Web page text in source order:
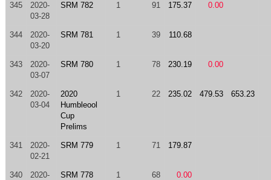
345
2020-
03-28
SRM 782 1 91 175.37 0.00
344
2020-
03-20
SRM 781 1 39 110.68
343
2020-
03-07
SRM 780 1 78 230.19 0.00
342
2020-
03-04
2020
Humbleool
Cup
Prelims
1 22 235.02 479.53 653.23
341
2020-
02-21
SRM 779 1 71 179.87
340
2020-
SRM 778 1 68 0.00